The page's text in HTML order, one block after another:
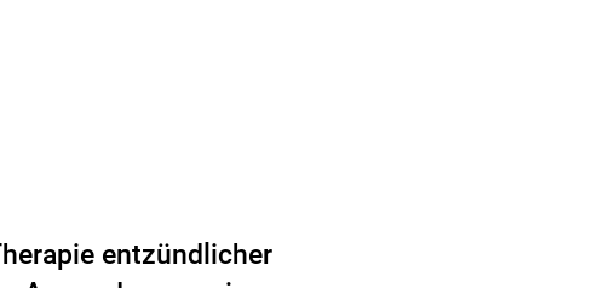
entzündlicher